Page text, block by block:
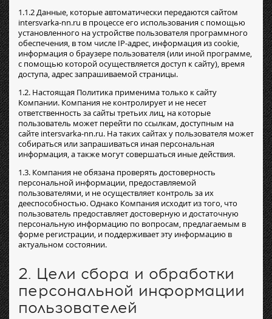
1.1.2 Данные, которые автоматически передаются сайтом
intersvarka-nn.ru в процессе его использования с помощью
установленного на устройстве пользователя программного
обеспечения, в том числе IP-адрес, информация из cookie,
информация о браузере пользователя (или иной программе,
с помощью которой осуществляется доступ к сайту), время
доступа, адрес запрашиваемой страницы.
1.2. Настоящая Политика применима только к сайту
Компании. Компания не контролирует и не несет
ответственность за сайты третьих лиц, на которые
пользователь может перейти по ссылкам, доступным на
сайте intersvarka-nn.ru. На таких сайтах у пользователя может
собираться или запрашиваться иная персональная
информация, а также могут совершаться иные действия.
1.3. Компания не обязана проверять достоверность
персональной информации, предоставляемой
пользователями, и не осуществляет контроль за их
дееспособностью. Однако Компания исходит из того, что
пользователь предоставляет достоверную и достаточную
персональную информацию по вопросам, предлагаемым в
форме регистрации, и поддерживает эту информацию в
актуальном состоянии.
2. Цели сбора и обработки
персональной информации
пользователей